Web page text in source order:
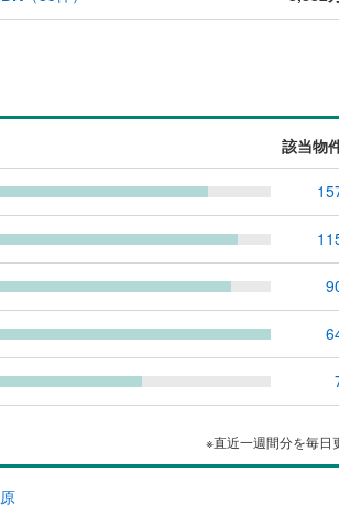
該当物
※直近一週間分を毎日